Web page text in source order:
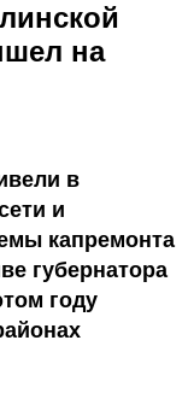
на
в
и
капремонта
губернатора
году